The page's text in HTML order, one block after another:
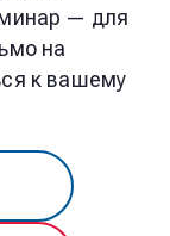
— для
на
к вашему